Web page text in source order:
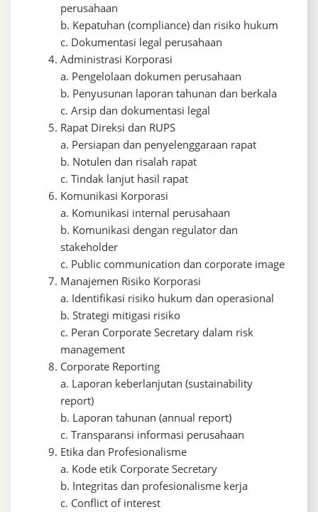
perusahaan
b. Kepatuhan (compliance) dan risiko hukum
c. Dokumentasi legal perusahaan
Administrasi Korporasi
a. Pengelolaan dokumen perusahaan
b. Penyusunan laporan tahunan dan berkala
c. Arsip dan dokumentasi legal
Rapat Direksi dan RUPS
a. Persiapan dan penyelenggaraan rapat
b. Notulen dan risalah rapat
c. Tindak lanjut hasil rapat
Komunikasi Korporasi
a. Komunikasi internal perusahaan
b. Komunikasi dengan regulator dan
stakeholder
c. Public communication dan corporate image
Manajemen Risiko Korporasi
a. Identifikasi risiko hukum dan operasional
b. Strategi mitigasi risiko
c. Peran Corporate Secretary dalam risk
management
Corporate Reporting
a. Laporan keberlanjutan (sustainability
report)
b. Laporan tahunan (annual report)
c. Transparansi informasi perusahaan
Etika dan Profesionalisme
a. Kode etik Corporate Secretary
b. Integritas dan profesionalisme kerja
c. Conflict of interest